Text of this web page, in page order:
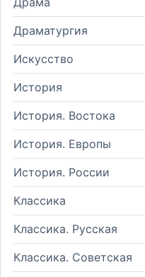
Драматургия
Искусство
История
История. Востока
История. Европы
История. России
Классика
Классика. Русская
Классика. Советская